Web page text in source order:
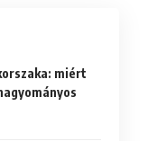
miért